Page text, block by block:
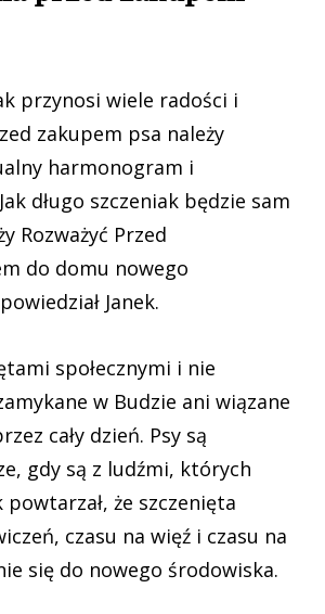
przynosi wiele radości i
zakupem psa należy
harmonogram i
długo szczeniak będzie sam
Rozważyć Przed
do domu nowego
Janek.
społecznymi i nie
w Budzie ani wiązane
cały dzień. Psy są
gdy są z ludźmi, których
powtarzał, że szczenięta
czasu na więź i czasu na
się do nowego środowiska.